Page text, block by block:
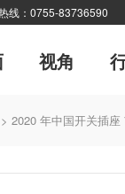
线：0755-83736590
视角
厂商采访
聚焦 网站
> 2020 年中国开关插